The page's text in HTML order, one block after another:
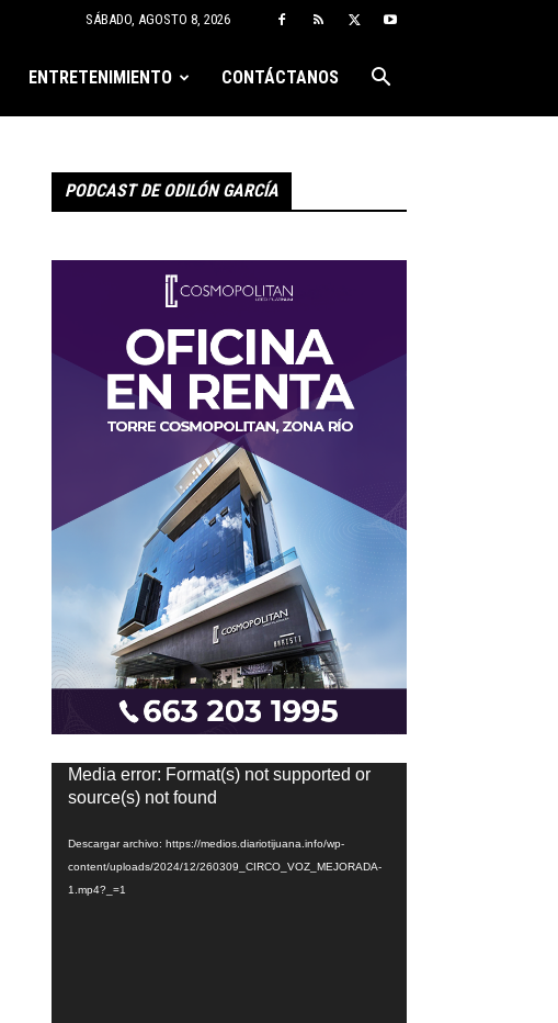
SÁBADO, AGOSTO 8, 2026
ENTRETENIMIENTO CONTÁCTANOS
PODCAST DE ODILÓN GARCÍA
Reproductor
de
Media error: Format(s) not supported or
source(s) not found
Descargar archivo: https://medios.diariotijuana.info/wp-
content/uploads/2024/12/260309_CIRCO_VOZ_MEJORADA-
1.mp4?_=1